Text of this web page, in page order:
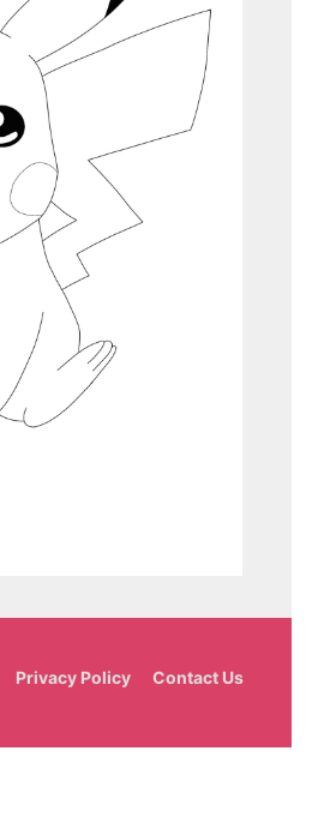
Privacy Policy Contact Us